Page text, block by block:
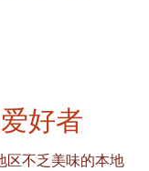
好者
区不乏美味的本地